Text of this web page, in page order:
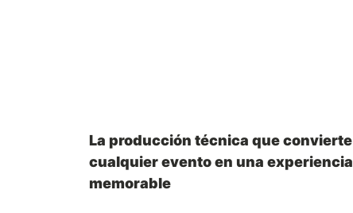
La producción técnica que convierte
cualquier evento en una experiencia
memorable